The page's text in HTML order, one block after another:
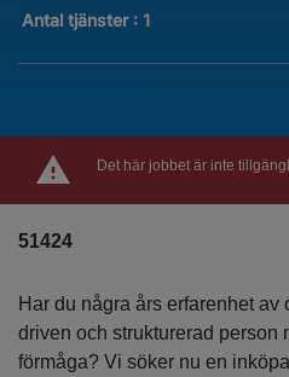
Antal tjänster : 1
Det här jobbet är inte
51424
Har du några års erfarenhet
driven och strukturerad person
förmåga? Vi söker nu en